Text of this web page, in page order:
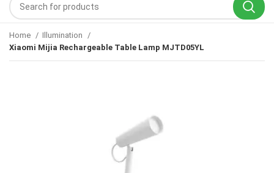
Home
Illumination
Xiaomi Mijia Rechargeable Table Lamp MJTD05YL